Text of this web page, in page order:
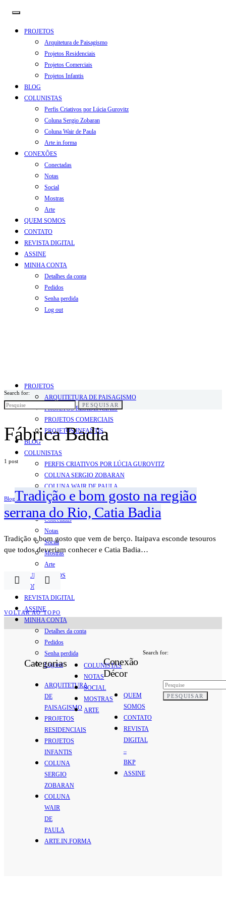
PROJETOS
Arquitetura de Paisagismo
Projetos Residenciais
Projetos Comerciais
Projetos Infantis
BLOG
COLUNISTAS
Perfis Criativos por Lúcia Gurovitz
Coluna Sergio Zobaran
Coluna Wair de Paula
Arte.in.forma
CONEXÕES
Conectadas
Notas
Social
Mostras
Arte
QUEM SOMOS
CONTATO
REVISTA DIGITAL
ASSINE
MINHA CONTA
Detalhes da conta
Pedidos
Senha perdida
Log out
PROJETOS
ARQUITETURA DE PAISAGISMO
PROJETOS RESIDENCIAIS
PROJETOS COMERCIAIS
PROJETOS INFANTIS
BLOG
COLUNISTAS
PERFIS CRIATIVOS POR LÚCIA GUROVITZ
COLUNA SERGIO ZOBARAN
COLUNA WAIR DE PAULA
ARTE.IN.FORMA
CONEXÕES
Conectadas
Notas
Social
Mostras
Arte
QUEM SOMOS
CONTATO
REVISTA DIGITAL
ASSINE
MINHA CONTA
Detalhes da conta
Pedidos
Senha perdida
Log out
Search for:
PESQUISAR
Fábrica Badia
1 post
BlogTradição e bom gosto na região
serrana do Rio, Catia Badia
Tradição e bom gosto que vem de berço. Itaipava esconde tesouros
que todos deveriam conhecer e Catia Badia…
VOLTAR AO TOPO
Categorias
ARQUITETURA
DE
PAISAGISMO
PROJETOS
RESIDENCIAIS
PROJETOS
INFANTIS
COLUNA
SERGIO
ZOBARAN
COLUNA
WAIR
DE
PAULA
ARTE.IN.FORMA
COLUNISTAS
NOTAS
SOCIAL
MOSTRAS
ARTE
Conexão
Décor
QUEM
SOMOS
CONTATO
REVISTA
DIGITAL
–
BKP
ASSINE
Search for:
PESQUISAR